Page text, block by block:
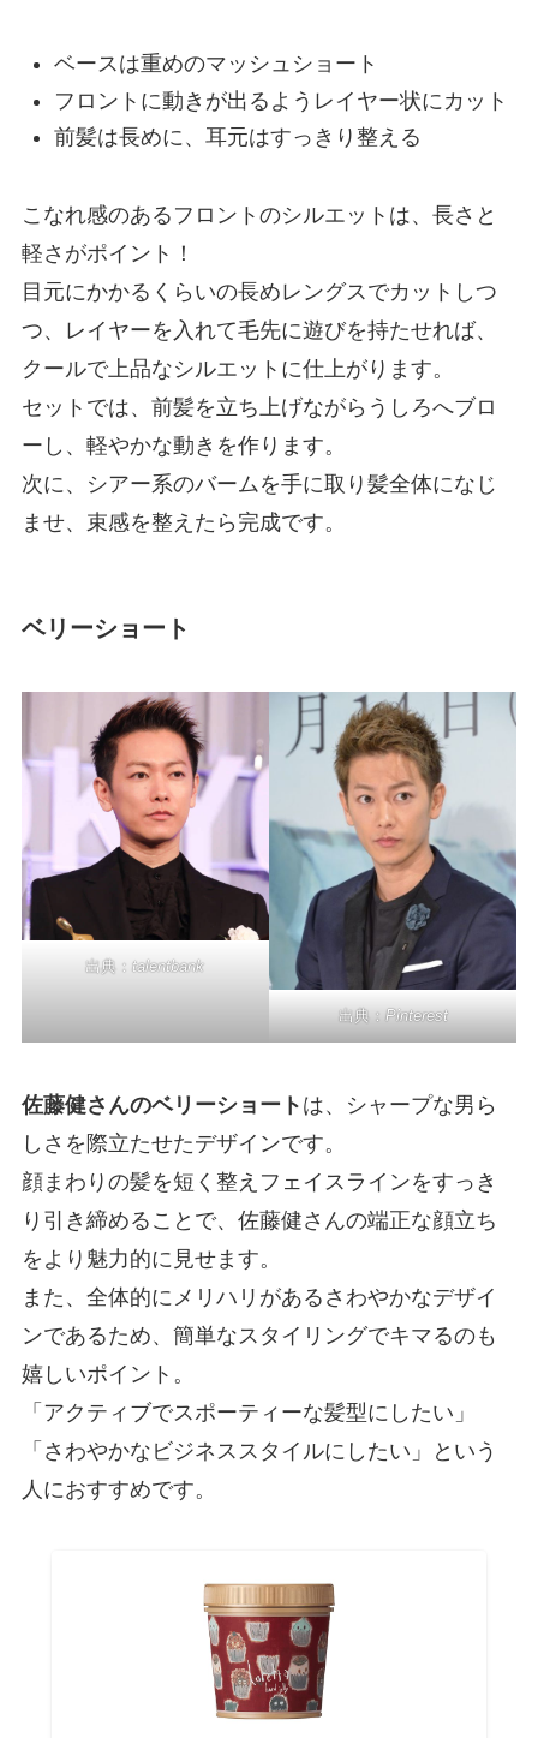
ベースは重めのマッシュショート
フロントに動きが出るようレイヤー状にカット
前髪は長めに、耳元はすっきり整える
こなれ感のあるフロントのシルエットは、長さと
軽さがポイント！
目元にかかるくらいの長めレングスでカットしつ
つ、レイヤーを入れて毛先に遊びを持たせれば、
クールで上品なシルエットに仕上がります。
セットでは、前髪を立ち上げながらうしろへブロ
ーし、軽やかな動きを作ります。
次に、シアー系のバームを手に取り髪全体になじ
ませ、束感を整えたら完成です。
ベリーショート
出典：talentbank
出典：Pinterest
佐藤健さんのベリーショート は、シャープな男ら
しさを際立たせたデザインです。
顔まわりの髪を短く整えフェイスラインをすっき
り引き締めることで、佐藤健さんの端正な顔立ち
をより魅力的に見せます。
また、全体的にメリハリがあるさわやかなデザイ
ンであるため、簡単なスタイリングでキマるのも
嬉しいポイント。
「アクティブでスポーティーな髪型にしたい」
「さわやかなビジネススタイルにしたい」という
人におすすめです。